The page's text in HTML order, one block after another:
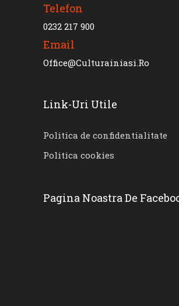
Telefon
0232 217 900
Email
Office@culturainiasi.ro
Link-Uri Utile
Politica de confidentialitate
Politica cookies
Pagina Noastra De